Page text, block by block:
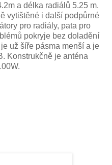
a délka radiálů 5.25 m.
vytištěné i další podpůrné
pro radiály, pata pro
pokryje bez doladění
už šíře pásma menší a je
Konstrukčně je anténa